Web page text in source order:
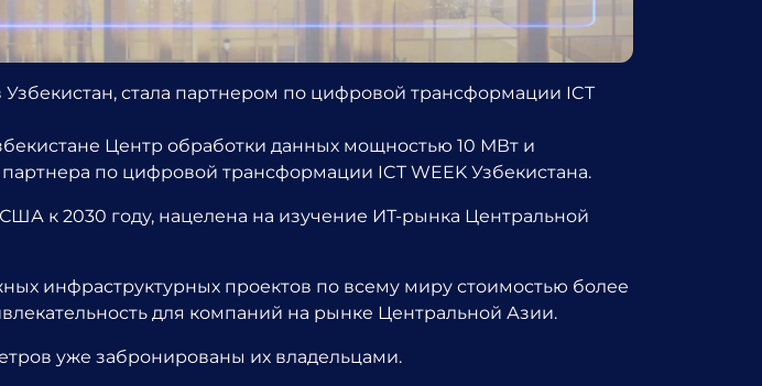
стала партнером по цифровой трансформации ICT
Центр обработки данных мощностью 10 МВт и
по цифровой трансформации ICT WEEK Узбекистана.
к 2030 году, нацелена на изучение ИТ-рынка Центральной
инфраструктурных проектов по всему миру стоимостью более
для компаний на рынке Центральной Азии.
уже забронированы их владельцами.